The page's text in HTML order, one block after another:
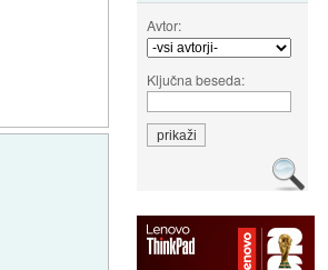
Avtor:
Ključna beseda: